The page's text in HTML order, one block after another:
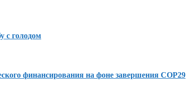
с голодом
финансирования на фоне завершения COP29